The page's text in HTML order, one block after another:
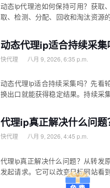
动态ip代理池如何保持可用？获取
取、检测、分配、回收和淘汰资源
动态代理ip适合持续采
快代理 八月 9, 2026, 6:35 p.m.
动态代理ip适合持续采集吗？先看
换出口就能获得稳定结果。持续采
代理ip真正解决什么问
快代理 八月 9, 2026, 4:45 p.m.
代理ip真正解决什么问题？从转发
发起请求。它可以改变目标网站看